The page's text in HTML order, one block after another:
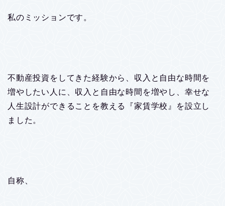
私のミッションです。
不動産投資をしてきた経験から、収入と自由な時間を
増やしたい人に、収入と自由な時間を増やし、幸せな
人生設計ができることを教える『家賃学校』を設立し
ました。
自称、